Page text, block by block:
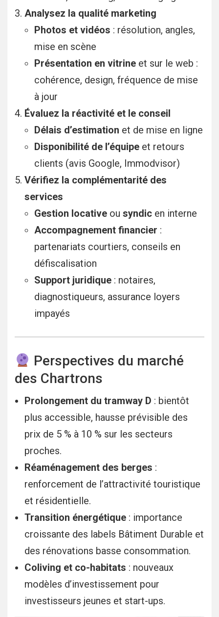
Analysez la qualité marketing
Photos et vidéos : résolution, angles,
mise en scène
Présentation en vitrine et sur le web :
cohérence, design, fréquence de mise
à jour
Évaluez la réactivité et le conseil
Délais d’estimation et de mise en ligne
Disponibilité de l’équipe et retours
clients (avis Google, Immodvisor)
Vérifiez la complémentarité des
services
Gestion locative ou syndic en interne
Accompagnement financier :
partenariats courtiers, conseils en
défiscalisation
Support juridique : notaires,
diagnostiqueurs, assurance loyers
impayés
Perspectives du marché
des Chartrons
Prolongement du tramway D : bientôt
plus accessible, hausse prévisible des
prix de 5 % à 10 % sur les secteurs
proches.
Réaménagement des berges :
renforcement de l’attractivité touristique
et résidentielle.
Transition énergétique : importance
croissante des labels Bâtiment Durable et
des rénovations basse consommation.
Coliving et co-habitats : nouveaux
modèles d’investissement pour
investisseurs jeunes et start-ups.